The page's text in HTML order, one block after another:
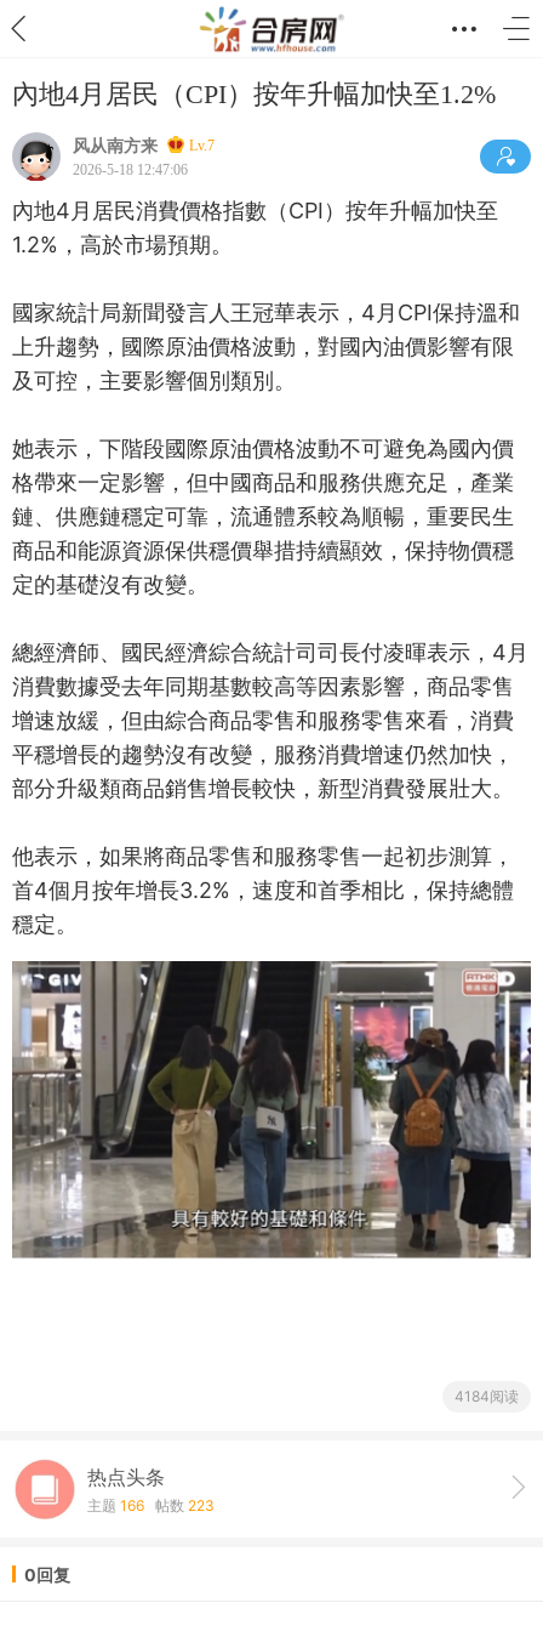
內地4月居民（CPI）按年升幅加快至1.2%
风从南方来
Lv.7
2026-5-18 12:47:06
內地4月居民消費價格指數（CPI）按年升幅加快至
1.2%，高於市場預期。
國家統計局新聞發言人王冠華表示，4月CPI保持溫和
上升趨勢，國際原油價格波動，對國內油價影響有限
及可控，主要影響個別類別。
她表示，下階段國際原油價格波動不可避免為國內價
格帶來一定影響，但中國商品和服務供應充足，產業
鏈、供應鏈穩定可靠，流通體系較為順暢，重要民生
商品和能源資源保供穩價舉措持續顯效，保持物價穩
定的基礎沒有改變。
總經濟師、國民經濟綜合統計司司長付凌暉表示，4月
消費數據受去年同期基數較高等因素影響，商品零售
增速放緩，但由綜合商品零售和服務零售來看，消費
平穩增長的趨勢沒有改變，服務消費增速仍然加快，
部分升級類商品銷售增長較快，新型消費發展壯大。
他表示，如果將商品零售和服務零售一起初步測算，
首4個月按年增長3.2%，速度和首季相比，保持總體
穩定。
4184阅读
热点头条
主题 166 帖数 223
0回复